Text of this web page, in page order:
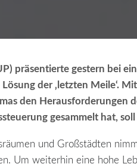
präsentierte gestern bei
der ‚letzten Meile‘.
den Herausforderungen
gesammelt hat,
und Großstädten
Um weiterhin eine hohe